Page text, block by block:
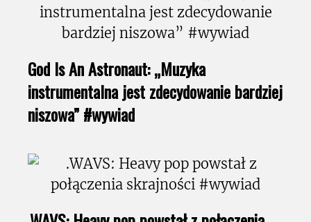
God Is An Astronaut: „Muzyka
instrumentalna jest zdecydowanie bardziej
niszowa” #wywiad